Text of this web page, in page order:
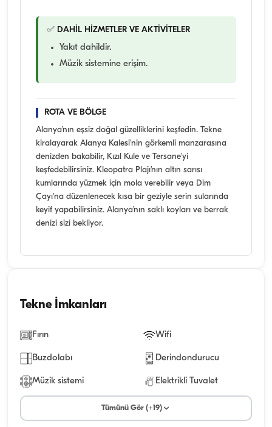
✅ DAHİL HİZMETLER VE AKTİVİTELER
Yakıt dahildir.
Müzik sistemine erişim.
ROTA VE BÖLGE
Alanya’nın eşsiz doğal güzelliklerini keşfedin. Tekne
kiralayarak Alanya Kalesi'nin görkemli manzarasına
denizden bakabilir, Kızıl Kule ve Tersane'yi
keşfedebilirsiniz. Kleopatra Plajı’nın altın sarısı
kumlarında yüzmek için mola verebilir veya Dim
Çayı'na düzenlenecek kısa bir geziyle serin sularında
keyif yapabilirsiniz. Alanya’nın saklı koyları ve berrak
denizi sizi bekliyor.
Tekne İmkanları
Fırın Wifi
Buzdolabı Derindondurucu
Müzik sistemi Elektrikli Tuvalet
Tümünü Gör (+19)